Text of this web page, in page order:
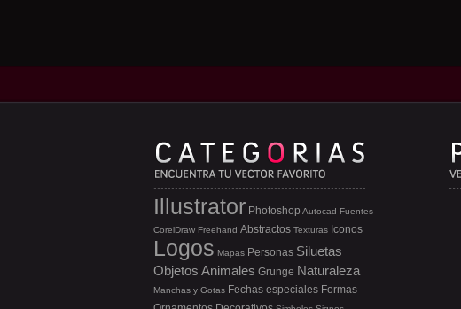
Illustrator Photoshop Autocad Fuentes
CorelDraw Freehand Abstractos Texturas Iconos
Logos Mapas Personas Siluetas
Objetos Animales Grunge Naturaleza
Manchas y Gotas Fechas especiales Formas